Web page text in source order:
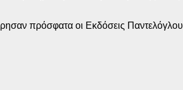
πρόσφατα οι Εκδόσεις Παντελόγλου